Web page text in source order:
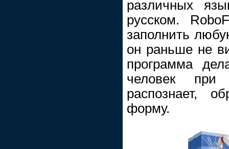
различных
русском.
заполнить
он раньше не
программа
человек
распознает,
форму.